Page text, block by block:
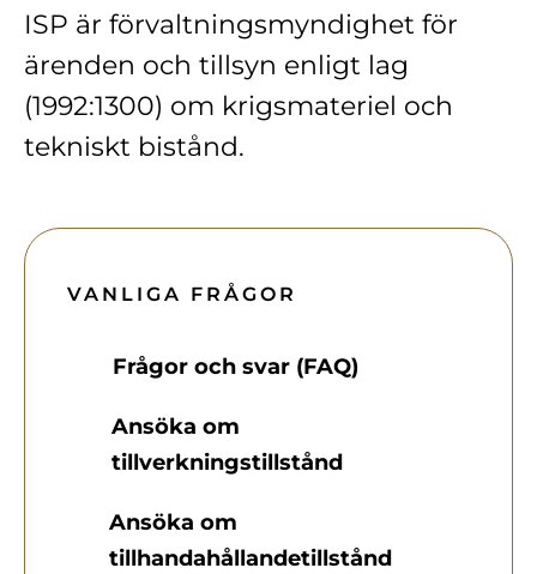
Kontakt
Lediga jobb
Kundwebben
In English
ISP är förvaltningsmyndighet för
ärenden och tillsyn enligt lag
(1992:1300) om krigsmateriel och
tekniskt bistånd.
VANLIGA FRÅGOR
Frågor och svar (FAQ)
Ansöka om
tillverkningstillstånd
Ansöka om
tillhandahållandetillstånd